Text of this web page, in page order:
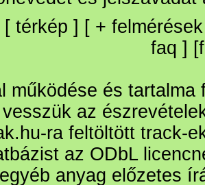
[ térkép ] [ + felmérések
faq ] [
működése és
vesszük az
ra feltöltött track-
az ODbL
anyag előzetes